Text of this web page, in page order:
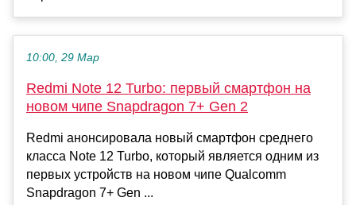
10:00, 29 Мар
Redmi Note 12 Turbo: первый смартфон на
новом чипе Snapdragon 7+ Gen 2
Redmi анонсировала новый смартфон среднего
класса Note 12 Turbo, который является одним из
первых устройств на новом чипе Qualcomm
Snapdragon 7+ Gen ...